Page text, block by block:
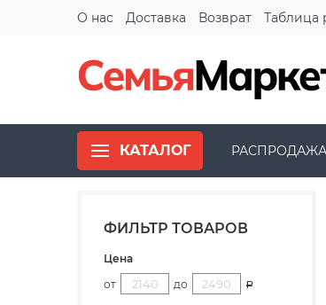
О нас Доставка Возврат Таблица
КАТАЛОГ РАСПРОДАЖА
ФИЛЬТР ТОВАРОВ
Цена
от
до Р